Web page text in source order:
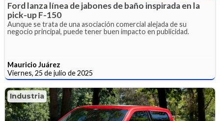
Ford lanza línea de jabones de baño inspirada en la
pick-up F-150
Aunque se trata de una asociación comercial alejada de su
negocio principal, puede tener buen impacto en publicidad.
Mauricio Juárez
Viernes, 25 de julio de 2025
Industria